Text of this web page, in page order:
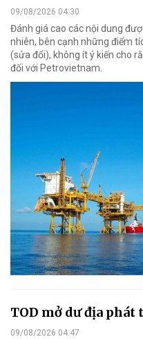
09/08/2026 04:30
Đánh giá cao các nội dung
nhiên, bên cạnh những điểm
(sửa đổi), không ít ý kiến cho
đối với Petrovietnam.
TOD mở dư địa
09/08/2026 04:47